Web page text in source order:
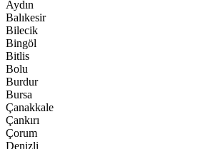
Aydın
Balıkesir
Bilecik
Bingöl
Bitlis
Bolu
Burdur
Bursa
Çanakkale
Çankırı
Çorum
Denizli